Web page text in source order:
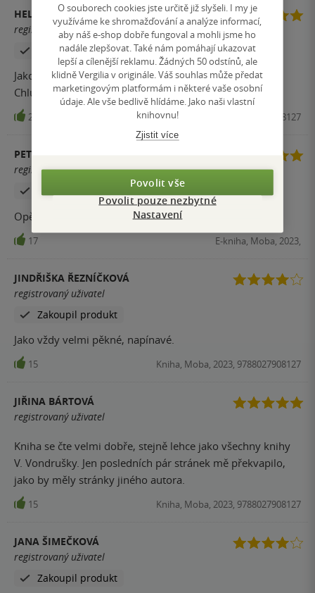
HELENA HOLUBOVÁ
registrovaný uživatel
Zakoupil produkt
Jako vždy krásný odpočinek. Mám knihy o Oldřichu z
Chlumu moc ráda.
20 Kniha, Moba, 2023, 9788027908127
PETR KADLEC
registrovaný uživatel
Opět nezklamalo jedním dechem doporučuji
17 E-kniha, Moba, 2023,
JINDŘIŠKA ŘEZNÍČKOVÁ
registrovaný uživatel
Zakoupil produkt
Jako vždy velmi pěkné, napínavé.
15 Kniha, Moba, 2023, 9788027908127
JIŘINA BÁRTOVÁ
registrovaný uživatel
Kniha se čte velmi dobře, stejně lehce jako všechny knihy
V. Vondrušky. Jen posledních pár stránek mě překvapilo,
jako by měly stránky jiného autora.
15 Kniha, Moba, 2023, 9788027908127
JANA ŠIMEČKOVÁ
registrovaný uživatel
Zakoupil produkt
O souborech cookies jste určitě již slyšeli. I my je
využíváme ke shromažďování a analýze informací,
aby náš e-shop dobře fungoval a mohli jsme ho
nadále zlepšovat. Také nám pomáhají ukazovat
lepší a cílenější reklamu. Žádných 50 odstínů, ale
klidně Vergilia v originále. Váš souhlas může předat
marketingovým platformám i některé vaše osobní
údaje. Ale vše bedlivě hlídáme. Jako naši vlastní
knihovnu!
Zjistit více
Povolit vše
Povolit pouze nezbytné
Nastavení